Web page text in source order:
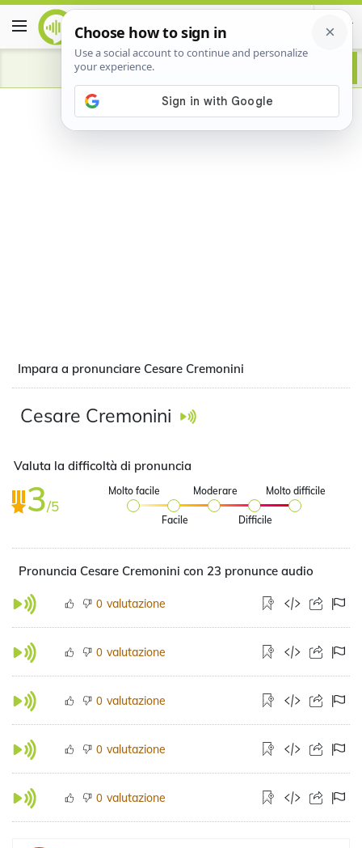
Advertisement
Impara a pronunciare Cesare Cremonini
Cesare Cremonini
Valuta la difficoltà di pronuncia
3/5
Molto facile
Facile
Moderare
Difficile
Molto difficile
Pronuncia Cesare Cremonini con 23 pronunce audio
0 valutazione
0 valutazione
0 valutazione
0 valutazione
0 valutazione